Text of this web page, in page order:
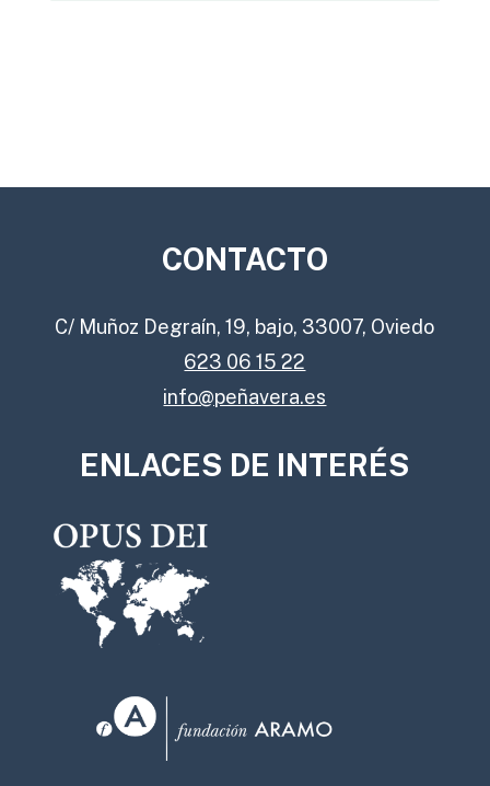
CONTACTO
C/ Muñoz Degraín, 19, bajo, 33007, Oviedo
623 06 15 22
info@peñavera.es
ENLACES DE INTERÉS